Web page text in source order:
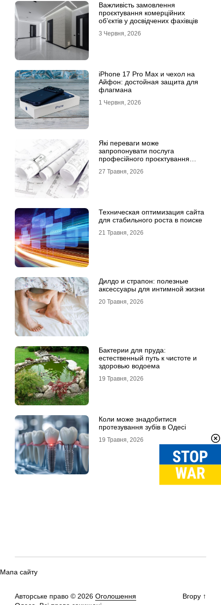
Важливість замовлення
проєктування комерційних
об’єктів у досвідчених фахівців
3 Червня, 2026
iPhone 17 Pro Max и чехол на
Айфон: достойная защита для
флагмана
1 Червня, 2026
Які переваги може
запропонувати послуга
професійного проєктування
27 Травня, 2026
Техническая оптимизация сайта
для стабильного роста в поиске
21 Травня, 2026
Дилдо и страпон: полезные
аксессуары для интимной жизни
20 Травня, 2026
Бактерии для пруда:
естественный путь к чистоте и
здоровью водоема
19 Травня, 2026
Коли може знадобитися
протезування зубів в Одесі
19 Травня, 2026
Мапа сайту
Авторське право © 2026 Оголошення
Вгору ↑